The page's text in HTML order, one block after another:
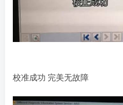
校准成功 完美无故障